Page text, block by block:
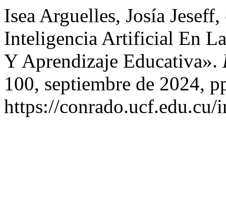
Isea Arguelles, Josía
Inteligencia Artificial En
Y Aprendizaje Educativa».
100, septiembre de 2024,
https://